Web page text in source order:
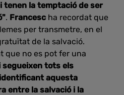
tenen la temptació de ser
. Francesc ha recordat que
per transmetre, en el
de la salvació.
que no es pot fer una
segueixen tots els
aquesta
entre la salvació i la